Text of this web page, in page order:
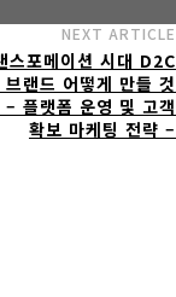
정 보기
NEXT ARTICLE
스포메이션 시대 D2C
브랜드 어떻게 만들 것
플랫폼 운영 및 고객
확보 마케팅 전략 –